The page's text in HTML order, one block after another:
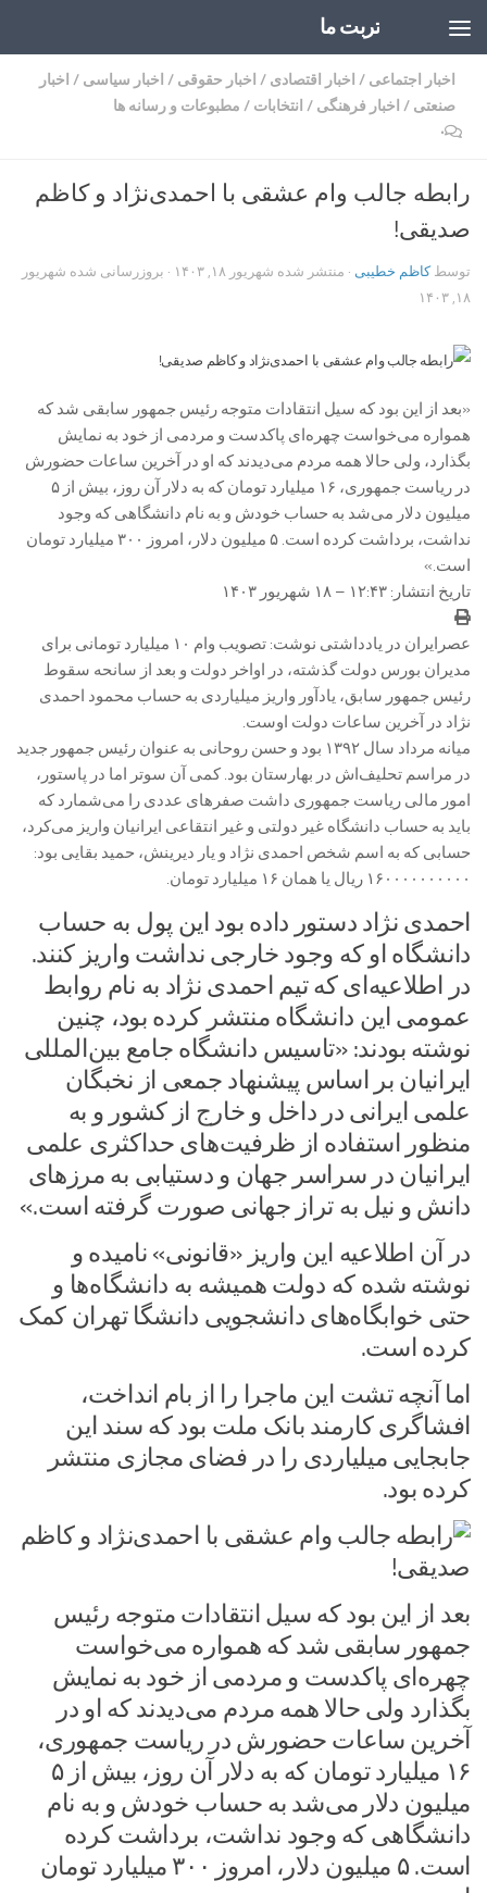
تربت ما
اخبار اجتماعی / اخبار اقتصادی / اخبار حقوقی / اخبار سیاسی / اخبار
صنعتی / اخبار فرهنگی / انتخابات / مطبوعات و رسانه ها
۰
رابطه جالب وام عشقی با احمدی‌نژاد و کاظم
صدیقی!
توسطکاظم خطیبی · منتشر شده شهریور ۱۸, ۱۴۰۳ · بروزرسانی شده شهریور
۱۸, ۱۴۰۳
«بعد از این بود که سیل انتقادات متوجه رئیس جمهور سابقی شد که
همواره می‌خواست چهره‌ای پاکدست و مردمی از خود به نمایش
بگذارد، ولی حالا همه مردم می‌دیدند که او در آخرین ساعات حضورش
در ریاست جمهوری، ۱۶ میلیارد تومان که به دلار آن روز، بیش از ۵
میلیون دلار می‌شد به حساب خودش و به نام دانشگاهی که وجود
نداشت، برداشت کرده است. ۵ میلیون دلار، امروز ۳۰۰ میلیارد تومان
است.»
تاریخ انتشار: ۱۲:۴۳ – ۱۸ شهریور ۱۴۰۳
عصرایران در یادداشتی نوشت: تصویب وام ۱۰ میلیارد تومانی برای
مدیران بورس دولت گذشته، در اواخر دولت و بعد از سانحه سقوط
رئیس جمهور سابق، یادآور واریز میلیاردی به حساب محمود احمدی
نژاد در آخرین ساعات دولت اوست.
میانه مرداد سال ۱۳۹۲ بود و حسن روحانی به عنوان رئیس جمهور جدید
در مراسم تحلیف‌اش در بهارستان بود. کمی آن سو‌تر اما در پاستور،
امور مالی ریاست جمهوری داشت صفرهای عددی را می‌شمارد که
باید به حساب دانشگاه غیر دولتی و غیر انتقاعی ایرانیان واریز می‌کرد،
حسابی که به اسم شخص احمدی نژاد و یار دیرینش، حمید بقایی بود:
۱۶۰۰۰۰۰۰۰۰۰۰ ریال یا همان ۱۶ میلیارد تومان.
احمدی نژاد دستور داده بود این پول به حساب
دانشگاه او که وجود خارجی نداشت واریز کنند.
در اطلاعیه‌ای که تیم احمدی نژاد به نام روابط
عمومی این دانشگاه منتشر کرده بود، چنین
نوشته بودند: «تاسیس دانشگاه جامع بین‌المللی
ایرانیان بر اساس پیشنهاد جمعی از نخبگان
علمی ایرانی در داخل و خارج از کشور و به
منظور استفاده از ظرفیت‌های حداکثری علمی
ایرانیان در سراسر جهان و دستیابی به مرزهای
دانش و نیل به تراز جهانی صورت گرفته است.»
در آن اطلاعیه این واریز «قانونی» نامیده و
نوشته شده که دولت همیشه به دانشگاه‌ها و
حتی خوابگاه‌های دانشجویی دانشگا تهران کمک
کرده است.
اما آنچه تشت این ماجرا را از بام انداخت،
افشاگری کارمند بانک ملت بود که سند این
جابجایی میلیاردی را در فضای مجازی منتشر
کرده بود.
بعد از این بود که سیل انتقادات متوجه رئیس
جمهور سابقی شد که همواره می‌خواست
چهره‌ای پاکدست و مردمی از خود به نمایش
بگذارد ولی حالا همه مردم می‌دیدند که او در
آخرین ساعات حضورش در ریاست جمهوری،
۱۶ میلیارد تومان که به دلار آن روز، بیش از ۵
میلیون دلار می‌شد به حساب خودش و به نام
دانشگاهی که وجود نداشت، برداشت کرده
است. ۵ میلیون دلار، امروز ۳۰۰ میلیارد تومان